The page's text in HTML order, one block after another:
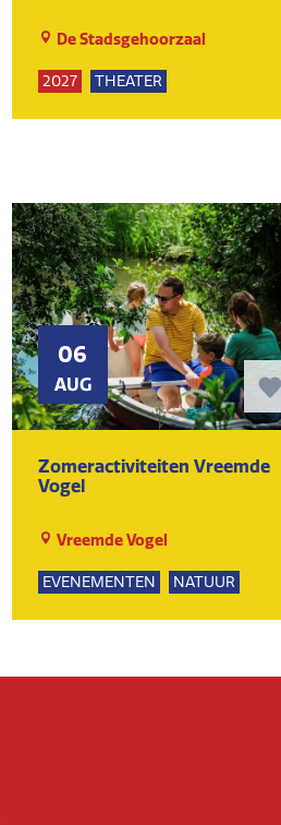
De Stadsgehoorzaal
2027
THEATER
KUNST EN CULTUUR
06
AUG
Zomeractiviteiten Vreemde
Vogel
Vreemde Vogel
EVENEMENTEN
NATUUR
SPEELTUIN
GROEPSUITJES